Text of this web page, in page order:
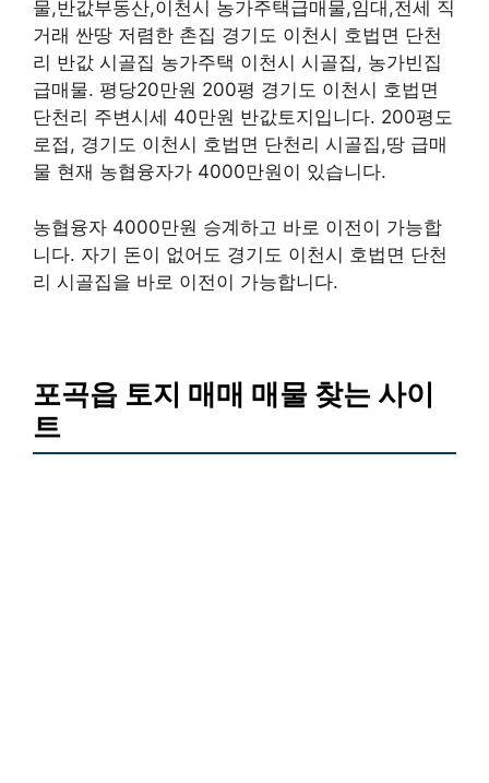
물,반값부동산,이천시 농가주택급매물,임대,전세 직
거래 싼땅 저렴한 촌집 경기도 이천시 호법면 단천
리 반값 시골집 농가주택 이천시 시골집, 농가빈집
급매물. 평당20만원 200평 경기도 이천시 호법면
단천리 주변시세 40만원 반값토지입니다. 200평도
로접, 경기도 이천시 호법면 단천리 시골집,땅 급매
물 현재 농협융자가 4000만원이 있습니다.
농협융자 4000만원 승계하고 바로 이전이 가능합
니다. 자기 돈이 없어도 경기도 이천시 호법면 단천
리 시골집을 바로 이전이 가능합니다.
포곡읍 토지 매매 매물 찾는 사이
트